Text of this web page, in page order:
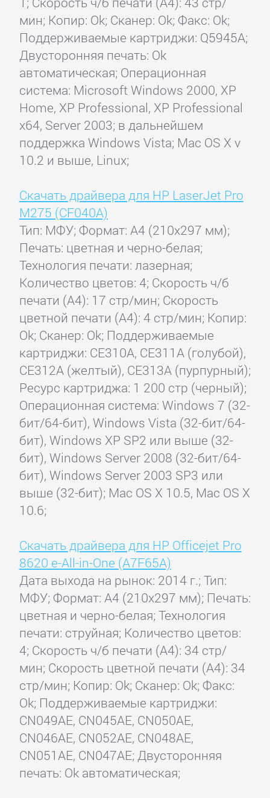
мин; Копир: Ok; Сканер: Ok; Факс: Ok;
Поддерживаемые картриджи: Q5945A;
Двусторонняя печать: Ok
автоматическая; Операционная
система: Microsoft Windows 2000, XP
Home, XP Professional, XP Professional
x64, Server 2003; в дальнейшем
поддержка Windows Vista; Mac OS X v
10.2 и выше, Linux;
Скачать драйвера для HP LaserJet Pro
M275 (CF040A)
Тип: МФУ; Формат: A4 (210x297 мм);
Печать: цветная и черно-белая;
Технология печати: лазерная;
Количество цветов: 4; Скорость ч/б
печати (А4): 17 стр/мин; Скорость
цветной печати (А4): 4 стр/мин; Копир:
Ok; Сканер: Ok; Поддерживаемые
картриджи: CE310A, CE311A (голубой),
CE312A (желтый), CE313A (пурпурный);
Ресурс картриджа: 1 200 стр (черный);
Операционная система: Windows 7 (32-
бит/64-бит), Windows Vista (32-бит/64-
бит), Windows XP SP2 или выше (32-
бит), Windows Server 2008 (32-бит/64-
бит), Windows Server 2003 SP3 или
выше (32-бит); Mac OS X 10.5, Mac OS X
10.6;
Скачать драйвера для HP Officejet Pro
8620 e-All-in-One (A7F65A)
Дата выхода на рынок: 2014 г.; Тип:
МФУ; Формат: A4 (210x297 мм); Печать:
цветная и черно-белая; Технология
печати: струйная; Количество цветов:
4; Скорость ч/б печати (А4): 34 стр/
мин; Скорость цветной печати (А4): 34
стр/мин; Копир: Ok; Сканер: Ok; Факс:
Ok; Поддерживаемые картриджи:
CN049AE, CN045AE, CN050AE,
CN046AE, CN052AE, CN048AE,
CN051AE, CN047AE; Двусторонняя
печать: Ok автоматическая;